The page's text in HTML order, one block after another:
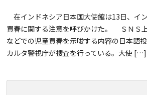
在インドネシア日本国大使館は13日、イ
買春に関する注意を呼びかけた。 ＳＮＳ
などでの児童買春を示唆する内容の日本語
カルタ警視庁が捜査を行っている。大使 […]